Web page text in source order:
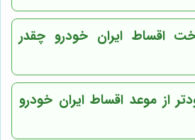
اقساط ایران خودرو چقدر
از موعد اقساط ایران خودرو